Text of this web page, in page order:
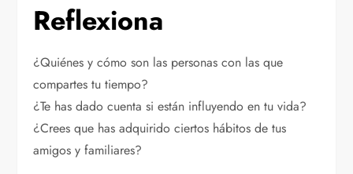
Reflexiona
¿Quiénes y cómo son las personas con las que
compartes tu tiempo?
¿Te has dado cuenta si están influyendo en tu vida?
¿Crees que has adquirido ciertos hábitos de tus
amigos y familiares?